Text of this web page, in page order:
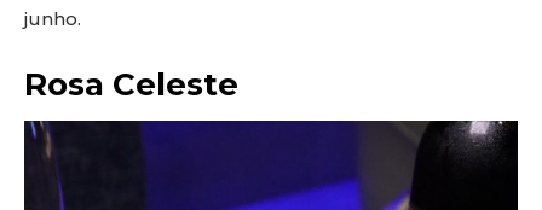
junho.
Rosa Celeste